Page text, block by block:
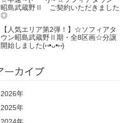
昭島武蔵野Ⅱ ご契約いただきました
◎
【人気エリア第2弾！】☆ソフィアタ
ウン昭島武蔵野Ⅱ期・全8区画☆分譲
開始しました(⑅•ᴗ•⑅)
2026年
2025年